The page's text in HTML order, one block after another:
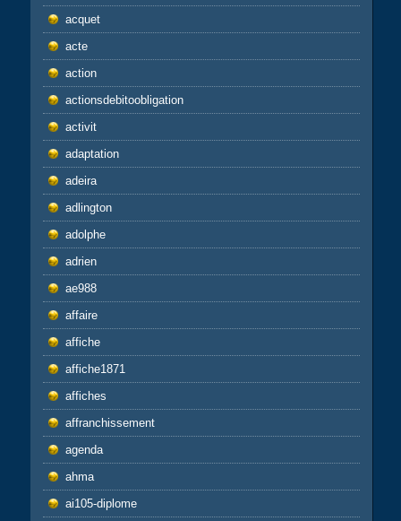
acquet
acte
action
actionsdebitoobligation
activit
adaptation
adeira
adlington
adolphe
adrien
ae988
affaire
affiche
affiche1871
affiches
affranchissement
agenda
ahma
ai105-diplome